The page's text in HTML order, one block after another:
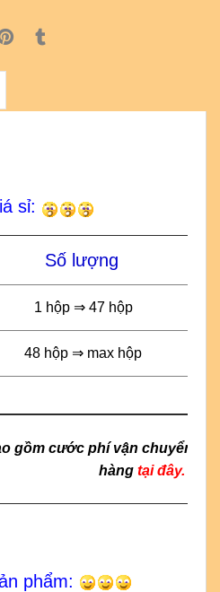
sỉ:
Số lượng
1 hộp ⇒ 47 hộp
48 hộp ⇒ max hộp
gồm cước phí vận chuyển &
hàng tại đây.
phẩm: